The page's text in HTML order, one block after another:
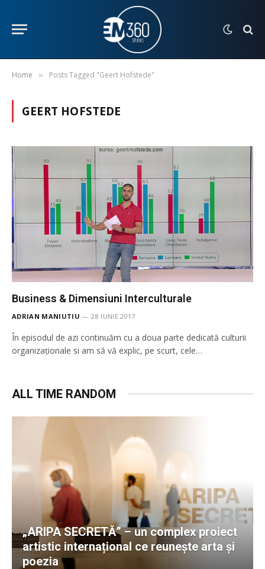
Home » Posts Tagged "Geert Hofstede"
GEERT HOFSTEDE
Business & Dimensiuni Interculturale
ADRIAN MANIUTIU 28 IUNIE 2017
În episodul de azi continuăm cu a doua parte dedicată culturii
organizaționale si am să vă explic, pe scurt, cele…
ALL TIME RANDOM
„ARIPA SECRETĂ” – un complex proiect
artistic internațional ce reunește arta și
poezia